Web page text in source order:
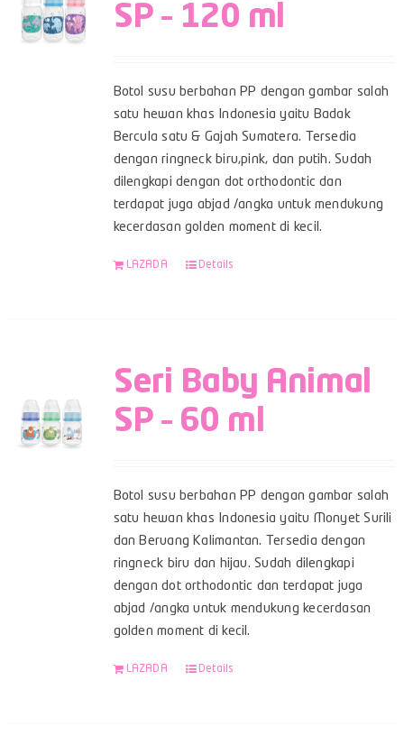
SP – 120 ml
Botol susu berbahan PP dengan gambar salah
satu hewan khas Indonesia yaitu Badak
Bercula satu & Gajah Sumatera. Tersedia
dengan ringneck biru,pink, dan putih. Sudah
dilengkapi dengan dot orthodontic dan
terdapat juga abjad /angka untuk mendukung
kecerdasan golden moment di kecil.
LAZADA Details
Seri Baby Animal
SP – 60 ml
Botol susu berbahan PP dengan gambar salah
satu hewan khas Indonesia yaitu Monyet Surili
dan Beruang Kalimantan. Tersedia dengan
ringneck biru dan hijau. Sudah dilengkapi
dengan dot orthodontic dan terdapat juga
abjad /angka untuk mendukung kecerdasan
golden moment di kecil.
LAZADA Details